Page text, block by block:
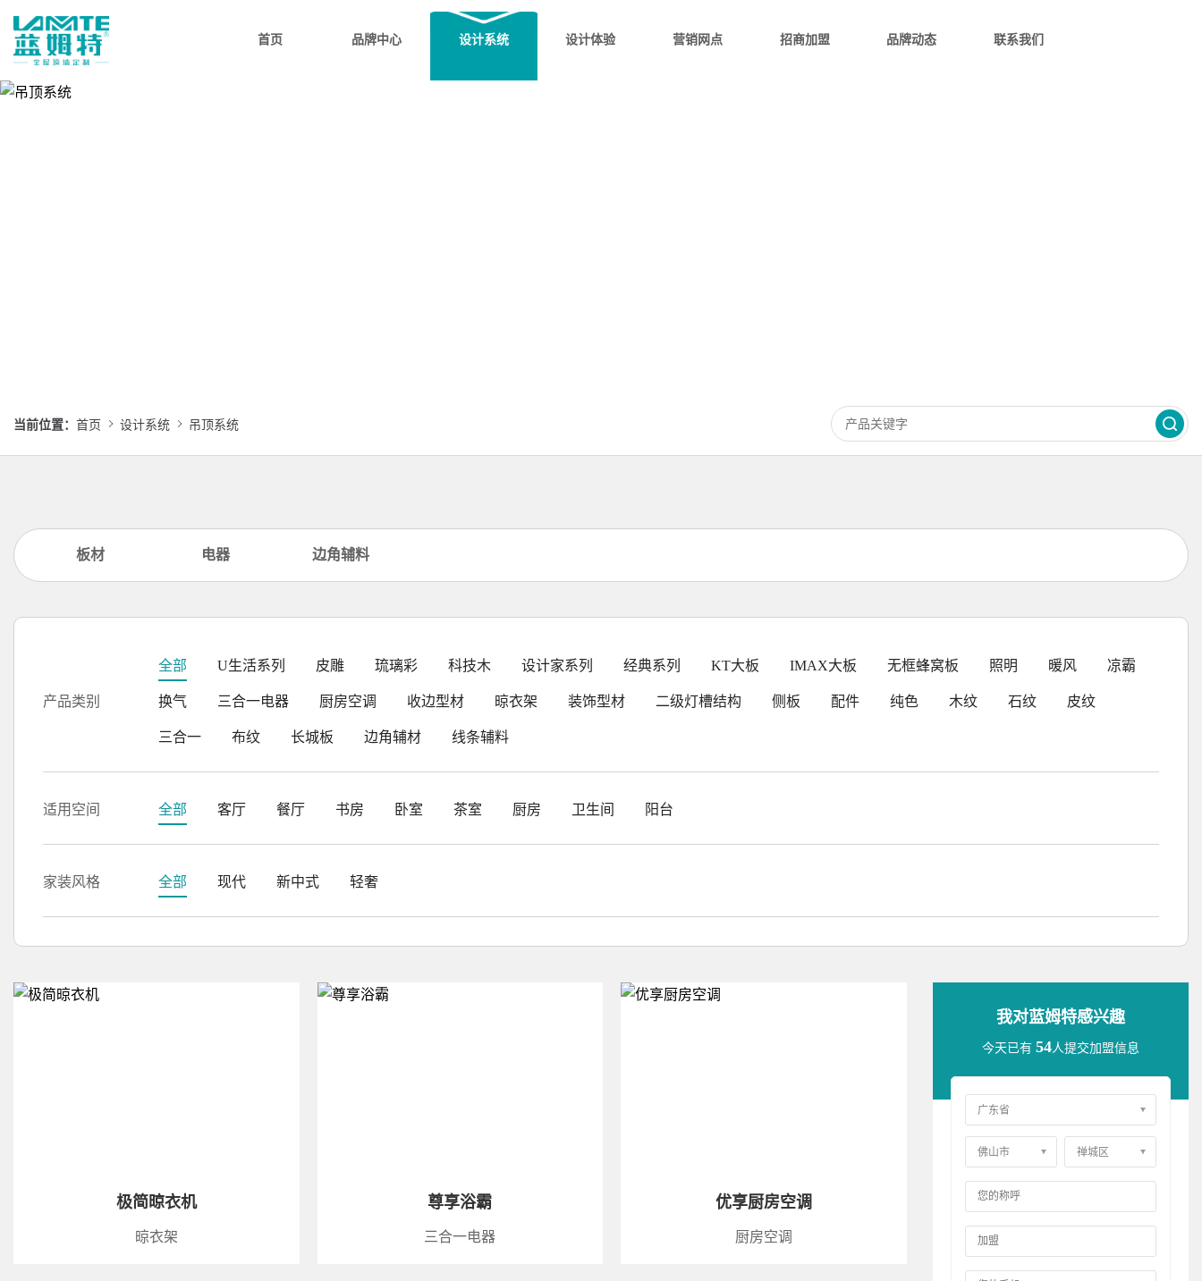
首页 品牌中心 设计系统 设计体验 营销网点 招商加盟 品牌动态 联系我们
当前位置： 首页 设计系统 吊顶系统
板材 电器 边角辅料
产品类别
全部 U生活系列 皮雕 琉璃彩 科技木 设计家系列 经典系列 KT大板 IMAX大板 无框蜂窝板 照明 暖风 凉霸
换气 三合一电器 厨房空调 收边型材 晾衣架 装饰型材 二级灯槽结构 侧板 配件 纯色 木纹 石纹 皮纹
三合一 布纹 长城板 边角辅材 线条辅料
适用空间 全部 客厅 餐厅 书房 卧室 茶室 厨房 卫生间 阳台
家装风格 全部 现代 新中式 轻奢
极简晾衣机
晾衣架
尊享浴霸
三合一电器
优享厨房空调
厨房空调
我对蓝姆特感兴趣
今天已有 54人提交加盟信息